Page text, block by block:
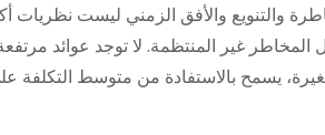
والتنويع والأفق الزمني ليست نظريات
غير المنتظمة. لا توجد عوائد
يسمح بالاستفادة من متوسط التكلفة